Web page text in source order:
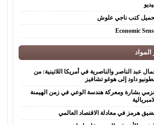
كتب ناجي علوش
Economic
المواد
عبد الناصر والناصرية في أمريكا اللاتينية: من
داود إلى هوغو تشافيز
بشارة ومعركة هندسة الوعي في زمن الهيمنة
هرمز في معادلة الاقتصاد العالمي